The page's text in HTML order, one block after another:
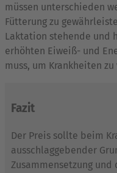
müssen unterschieden
Fütterung zu
Laktation stehende und
erhöhten Eiweiß- und
muss, um Krankheiten
Fazit
Der Preis sollte beim
ausschlaggebender
Zusammensetzung